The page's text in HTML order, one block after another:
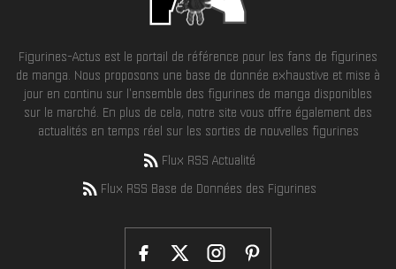
Figurines-Actus est le portail de référence pour les fans de figurines
de manga. Nous proposons une base de donnée exhaustive et mise à
jour en continu sur l'ensemble des figurines de manga disponibles
sur le marché. En plus de cela, notre site vous offre également des
actualités en temps réel sur les sorties de nouvelles figurines
Flux RSS Actualité
Flux RSS Base de Données des Figurines